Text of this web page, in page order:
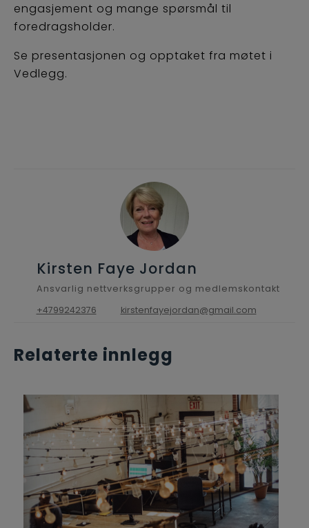
engasjement og mange spørsmål til
foredragsholder.
Se presentasjonen og opptaket fra møtet i
Vedlegg.
Kirsten Faye Jordan
Ansvarlig nettverksgrupper og medlemskontakt
+4799242376
kirstenfayejordan@gmail.com
Relaterte innlegg